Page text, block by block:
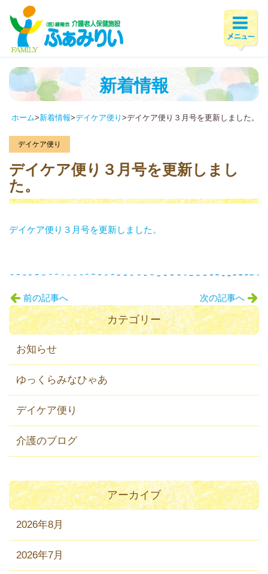
新着情報
ホーム>新着情報>デイケア便り >デイケア便り３月号を更新しました。
デイケア便り
デイケア便り３月号を更新しまし
た。
デイケア便り３月号を更新しました。
前の記事へ 次の記事へ
カテゴリー
お知らせ
ゆっくらみなひゃあ
デイケア便り
介護のブログ
アーカイブ
2026年8月
2026年7月